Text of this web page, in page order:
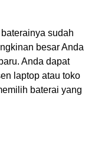
sudah
besar Anda
Anda dapat
laptop atau toko
baterai yang